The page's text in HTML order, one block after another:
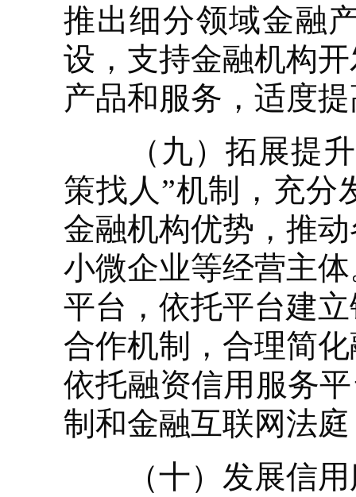
推出细分领域金融
设，支持金融机构
产品和服务，适度
（九）拓展提升
策找人”机制，充分
金融机构优势，推
小微企业等经营主
平台，依托平台建
合作机制，合理简
依托融资信用服务
制和金融互联网法
（十）发展信用